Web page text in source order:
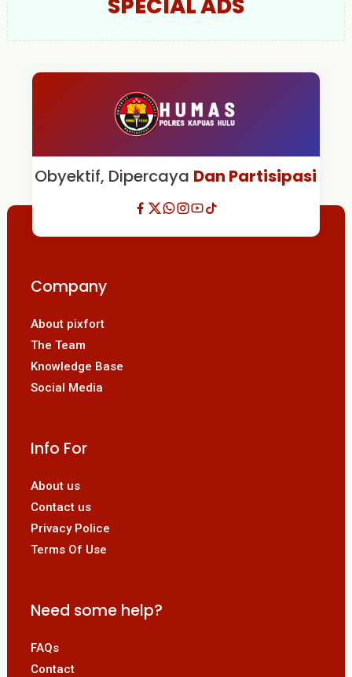
SPECIAL ADS
Obyektif, Dipercaya Dan Partisipasi
Company
About pixfort
The Team
Knowledge Base
Social Media
Info For
About us
Contact us
Privacy Police
Terms Of Use
Need some help?
FAQs
Contact